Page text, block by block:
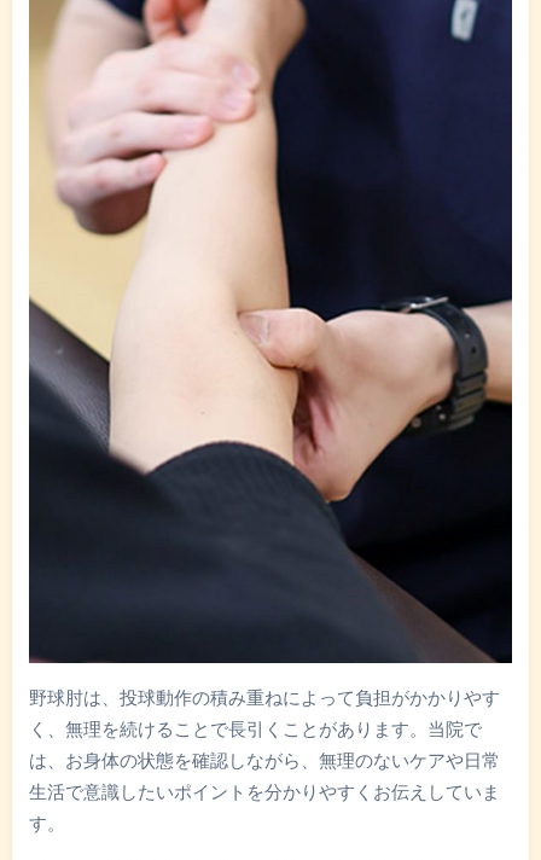
野球肘は、投球動作の積み重ねによって負担がかかりやす
く、無理を続けることで長引くことがあります。当院で
は、お身体の状態を確認しながら、無理のないケアや日常
生活で意識したいポイントを分かりやすくお伝えしていま
す。